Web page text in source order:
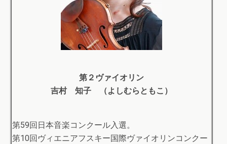
第２ヴァイオリン
吉村 知子 （よしむらともこ）
第59回日本音楽コンクール入選。
第10回ヴィエニアフスキー国際ヴァイオリンコンクー